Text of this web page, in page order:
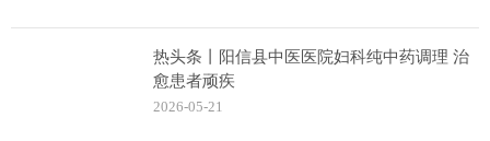
热头条丨阳信县中医医院妇科纯中药调理 治
愈患者顽疾
2026-05-21